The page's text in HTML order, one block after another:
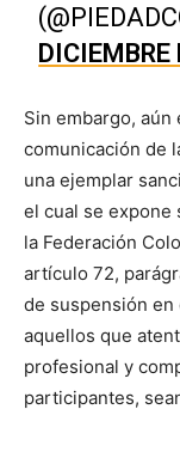
Sin embargo,
comunicación de
una ejemplar
el cual se expone
la Federación
artículo 72,
de suspensión
aquellos que
profesional y
participantes,